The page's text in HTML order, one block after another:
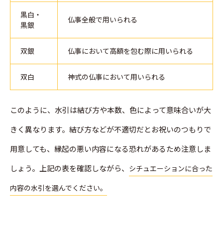
黒白・
黒銀
仏事全般で用いられる
双銀 仏事において高額を包む際に用いられる
双白 神式の仏事において用いられる
このように、水引は結び方や本数、色によって意味合いが大
きく異なります。結び方などが不適切だとお祝いのつもりで
用意しても、縁起の悪い内容になる恐れがあるため注意しま
しょう。上記の表を確認しながら、 シチュエーションに合った
内容の水引を選んでください。